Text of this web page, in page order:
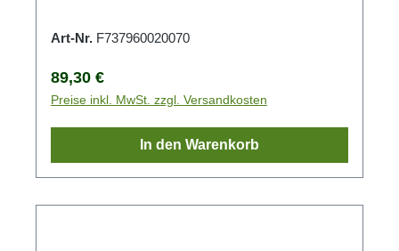
Art-Nr. F737960020070
Regulärer Preis:
89,30 €
Preise inkl. MwSt. zzgl. Versandkosten
In den Warenkorb